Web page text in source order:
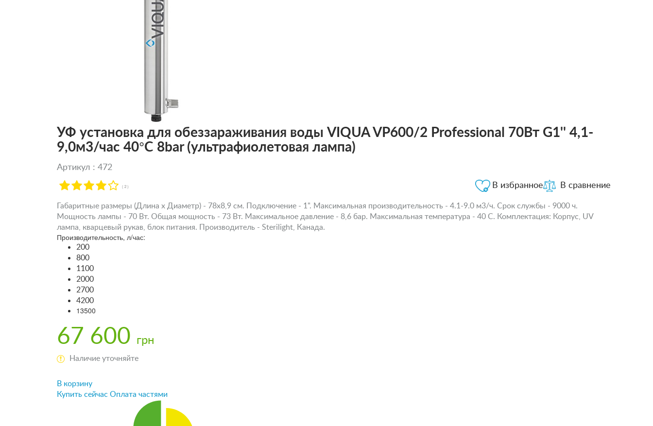
УФ установка для обеззараживания воды VIQUA VP600/2 Professional 70Вт G1'' 4,1-
9,0м3/час 40°C 8bar (ультрафиолетовая лампа)
Артикул : 472
( 2 ) В сравнение
В избранное
Габаритные размеры (Длина х Диаметр) - 78х8,9 см. Подключение - 1". Максимальная производительность - 4.1-9.0 м3/ч. Срок службы - 9000 ч.
Мощность лампы - 70 Вт. Общая мощность - 73 Вт. Максимальное давление - 8,6 бар. Максимальная температура - 40 С. Комплектация: Корпус, UV
лампа, кварцевый рукав, блок питания. Производитель - Sterilight, Канада.
Производительность, л/час:
200
800
1100
2000
2700
4200
13500
67 600 грн
Наличие уточняйте
В корзину
Купить сейчас Оплата частями